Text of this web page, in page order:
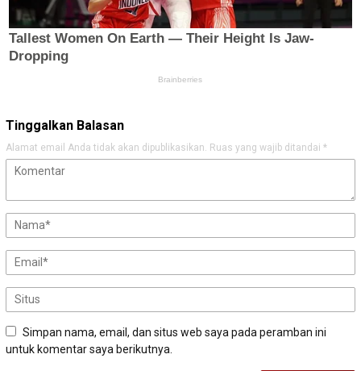
Tinggalkan Balasan
Alamat email Anda tidak akan dipublikasikan. Ruas yang wajib ditandai *
Simpan nama, email, dan situs web saya pada peramban ini
untuk komentar saya berikutnya.